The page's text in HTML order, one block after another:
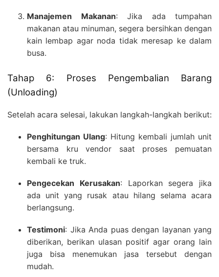
Manajemen Makanan: Jika ada tumpahan
makanan atau minuman, segera bersihkan dengan
kain lembap agar noda tidak meresap ke dalam
busa.
Tahap 6: Proses Pengembalian Barang
(Unloading)
Setelah acara selesai, lakukan langkah-langkah berikut:
Penghitungan Ulang: Hitung kembali jumlah unit
bersama kru vendor saat proses pemuatan
kembali ke truk.
Pengecekan Kerusakan: Laporkan segera jika
ada unit yang rusak atau hilang selama acara
berlangsung.
Testimoni: Jika Anda puas dengan layanan yang
diberikan, berikan ulasan positif agar orang lain
juga bisa menemukan jasa tersebut dengan
mudah.